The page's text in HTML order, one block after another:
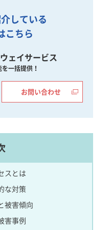
している
こちら
ェイサービス
一括提供！
お問い合わせ
スとは
な対策
被害傾向
害事例